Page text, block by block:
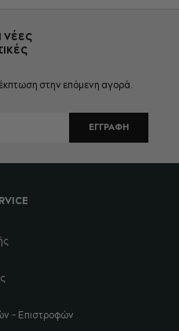
- Επιστροφών
νέες
στην επόμενη αγορά.
ΕΓΓΡΑΦΉ